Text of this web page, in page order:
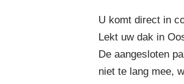
U komt direct in
Lekt uw dak in
De aangesloten
niet te lang mee,